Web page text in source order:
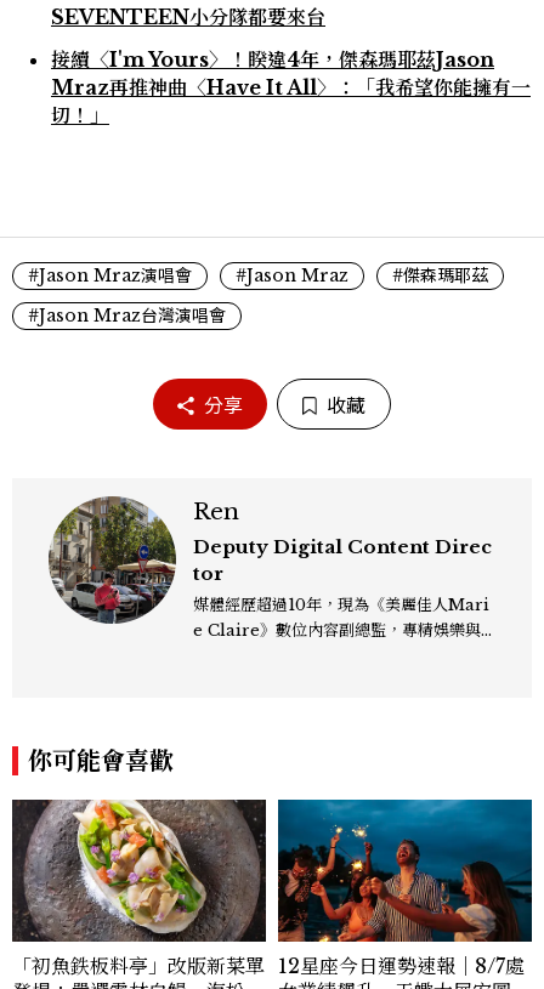
SEVENTEEN小分隊都要來台
接續〈I'm Yours〉！睽違4年，傑森瑪耶茲Jason
Mraz再推神曲〈Have It All〉：「我希望你能擁有一
切！」
#Jason Mraz演唱會 #Jason Mraz
#傑森瑪耶茲
#Jason Mraz台灣演唱會
分享 收藏
Ren
Deputy Digital Content Direc
tor
媒體經歷超過10年，現為《美麗佳人Mari
e Claire》數位內容副總監，專精娛樂與
你可能會喜歡
「初魚鉄板料亭」改版新菜單 12星座今日運勢速報｜8/7處